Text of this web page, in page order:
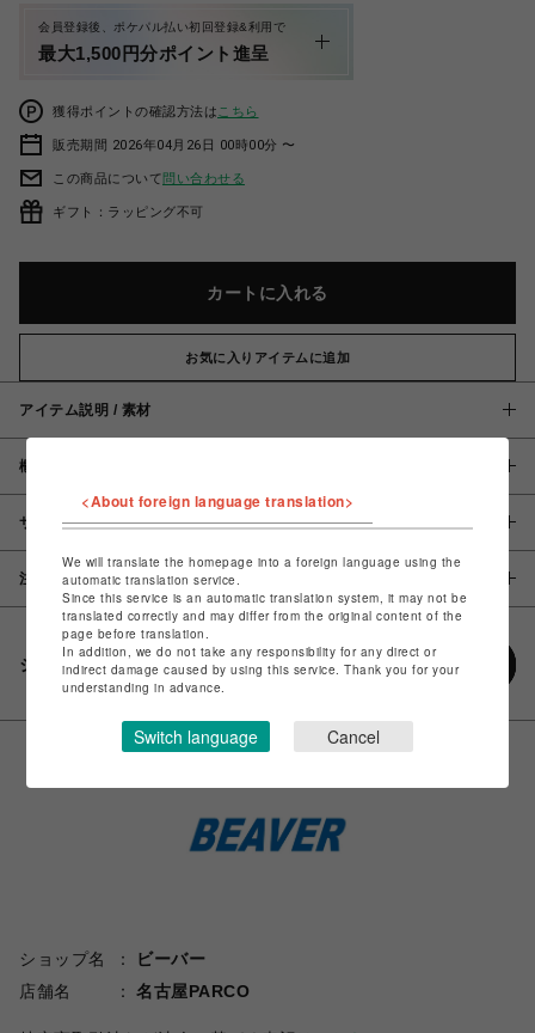
会員登録後、ポケパル払い初回登録&利用で
最大1,500円分ポイント進呈
獲得ポイントの確認方法は こちら
販売期間 2026年04月26日 00時00分 〜
この商品について問い合わせる
ギフト：ラッピング不可
カートに入れる
お気に入りアイテムに追加
アイテム説明 / 素材
概要
サイズ
注意事項
シェアする
ショップ名
ビーバー
店舗名
名古屋PARCO
<About foreign language translation>
We will translate the homepage into a foreign language using the
automatic translation service.
Since this service is an automatic translation system, it may not be
translated correctly and may differ from the original content of the
page before translation.
In addition, we do not take any responsibility for any direct or
indirect damage caused by using this service. Thank you for your
understanding in advance.
Switch language Cancel